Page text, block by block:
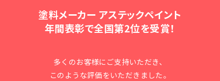
塗料メーカー アステックペイント
年間表彰で全国第2位を受賞！
多くのお客様にご支持いただき、
このような評価をいただきました。